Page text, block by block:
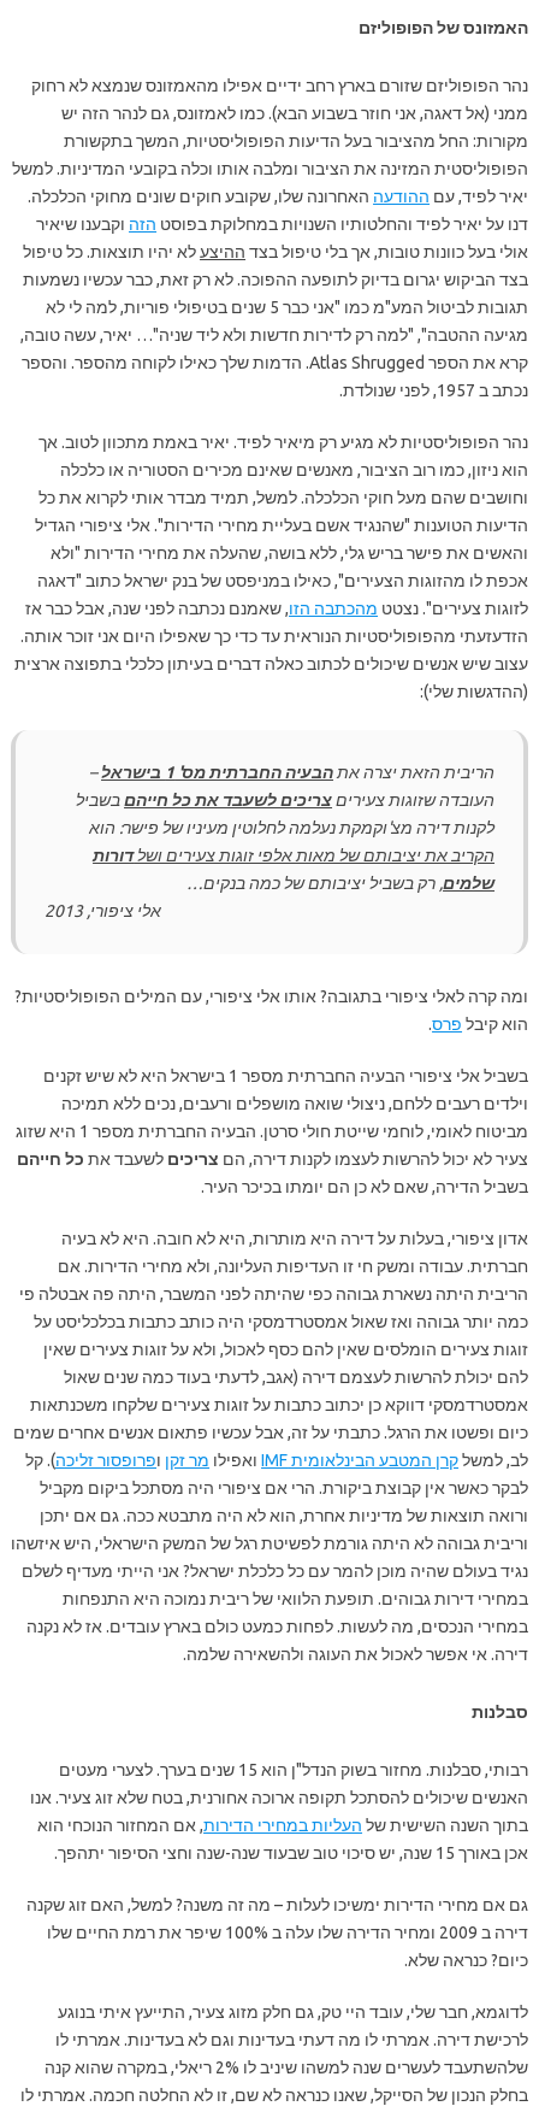
האמזונס של הפופוליזם
נהר הפופוליזם שזורם בארץ רחב ידיים אפילו מהאמזונס שנמצא לא רחוק
ממני (אל דאגה, אני חוזר בשבוע הבא). כמו לאמזונס, גם לנהר הזה יש
מקורות: החל מהציבור בעל הדיעות הפופוליסטיות, המשך בתקשורת
הפופוליסטית המזינה את הציבור ומלבה אותו וכלה בקובעי המדיניות. למשל
יאיר לפיד, עםההודעההאחרונה שלו, שקובע חוקים שונים מחוקי הכלכלה.
דנו על יאיר לפיד והחלטותיו השנויות במחלוקת בפוסטהזהוקבענו שיאיר
אולי בעל כוונות טובות, אך בלי טיפול בצדההיצעלא יהיו תוצאות. כל טיפול
בצד הביקוש יגרום בדיוק לתופעה ההפוכה. לא רק זאת, כבר עכשיו נשמעות
תגובות לביטול המע"מ כמו "אני כבר 5 שנים בטיפולי פוריות, למה לי לא
מגיעה ההטבה", "למה רק לדירות חדשות ולא ליד שניה"… יאיר, עשה טובה,
קרא את הספר Atlas Shrugged. הדמות שלך כאילו לקוחה מהספר. והספר
נכתב ב 1957, לפני שנולדת.
נהר הפופוליסטיות לא מגיע רק מיאיר לפיד. יאיר באמת מתכוון לטוב. אך
הוא ניזון, כמו רוב הציבור, מאנשים שאינם מכירים הסטוריה או כלכלה
וחושבים שהם מעל חוקי הכלכלה. למשל, תמיד מבדר אותי לקרוא את כל
הדיעות הטוענות "שהנגיד אשם בעליית מחירי הדירות". אלי ציפורי הגדיל
והאשים את פישר בריש גלי, ללא בושה, שהעלה את מחירי הדירות "ולא
אכפת לו מהזוגות הצעירים", כאילו במניפסט של בנק ישראל כתוב "דאגה
לזוגות צעירים". נצטטמהכתבה הזו, שאמנם נכתבה לפני שנה, אבל כבר אז
הזדעזעתי מהפופוליסטיות הנוראית עד כדי כך שאפילו היום אני זוכר אותה.
עצוב שיש אנשים שיכולים לכתוב כאלה דברים בעיתון כלכלי בתפוצה ארצית
(ההדגשות שלי):
הריבית הזאת יצרה אתהבעיה החברתית מס' 1 בישראל
–
העובדה שזוגות צעיריםצריכים לשעבד את כל חייהםבשביל
לקנות דירה מצ'וקמקת נעלמה לחלוטין מעיניו של פישר: הוא
הקריב את יציבותם של מאות אלפי זוגות צעירים ושלדורות
שלמים, רק בשביל יציבותם של כמה בנקים…
אלי ציפורי, 2013
ומה קרה לאלי ציפורי בתגובה? אותו אלי ציפורי, עם המילים הפופוליסטיות?
הוא קיבלפרס.
בשביל אלי ציפורי הבעיה החברתית מספר 1 בישראל היא לא שיש זקנים
וילדים רעבים ללחם, ניצולי שואה מושפלים ורעבים, נכים ללא תמיכה
מביטוח לאומי, לוחמי שייטת חולי סרטן. הבעיה החברתית מספר 1 היא שזוג
צעיר לא יכול להרשות לעצמו לקנות דירה, הםצריכיםלשעבד אתכלחייהם
בשביל הדירה, שאם לא כן הם יומתו בכיכר העיר.
אדון ציפורי, בעלות על דירה היא מותרות, היא לא חובה. היא לא בעיה
חברתית. עבודה ומשק חי זו העדיפות העליונה, ולא מחירי הדירות. אם
הריבית היתה נשארת גבוהה כפי שהיתה לפני המשבר, היתה פה אבטלה פי
כמה יותר גבוהה ואז שאול אמסטרדמסקי היה כותב כתבות בכלכליסט על
זוגות צעירים הומלסים שאין להם כסף לאכול, ולא על זוגות צעירים שאין
להם יכולת להרשות לעצמם דירה (אגב, לדעתי בעוד כמה שנים שאול
אמסטרדמסקי דווקא כן יכתוב כתבות על זוגות צעירים שלקחו משכנתאות
כיום ופשטו את הרגל. כתבתי על זה, אבל עכשיו פתאום אנשים אחרים שמים
לב, למשלקרן המטבע הבינלאומית IMF ואפילומר זקןו פרופסור זליכה). קל
לבקר כאשר אין קבוצת ביקורת. הרי אם ציפורי היה מסתכל ביקום מקביל
ורואה תוצאות של מדיניות אחרת, הוא לא היה מתבטא ככה. גם אם יתכן
וריבית גבוהה לא היתה גורמת לפשיטת רגל של המשק הישראלי, היש איזשהו
נגיד בעולם שהיה מוכן להמר עם כל כלכלת ישראל? אני הייתי מעדיף לשלם
במחירי דירות גבוהים. תופעת הלוואי של ריבית נמוכה היא התנפחות
במחירי הנכסים, מה לעשות. לפחות כמעט כולם בארץ עובדים. אז לא נקנה
דירה. אי אפשר לאכול את העוגה ולהשאירה שלמה.
סבלנות
רבותי, סבלנות. מחזור בשוק הנדל"ן הוא 15 שנים בערך. לצערי מעטים
האנשים שיכולים להסתכל תקופה ארוכה אחורנית, בטח שלא זוג צעיר. אנו
בתוך השנה השישית שלהעליות במחירי הדירות, אם המחזור הנוכחי הוא
אכן באורך 15 שנה, יש סיכוי טוב שבעוד שנה-שנה וחצי הסיפור יתהפך.
גם אם מחירי הדירות ימשיכו לעלות – מה זה משנה? למשל, האם זוג שקנה
דירה ב 2009 ומחיר הדירה שלו עלה ב 100% שיפר את רמת החיים שלו
כיום? כנראה שלא.
לדוגמא, חבר שלי, עובד היי טק, גם חלק מזוג צעיר, התייעץ איתי בנוגע
לרכישת דירה. אמרתי לו מה דעתי בעדינות וגם לא בעדינות. אמרתי לו
שלהשתעבד לעשרים שנה למשהו שיניב לו 2% ריאלי, במקרה שהוא קנה
בחלק הנכון של הסייקל, שאנו כנראה לא שם, זו לא החלטה חכמה. אמרתי לו